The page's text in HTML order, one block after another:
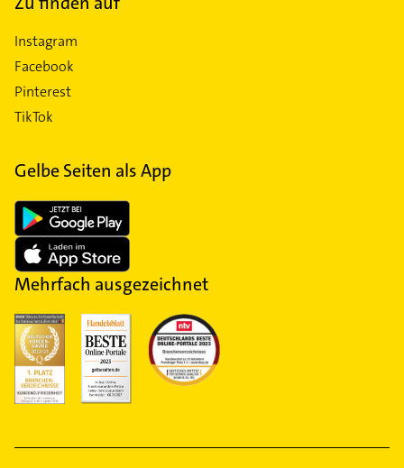
Instagram
Facebook
Pinterest
TikTok
Gelbe Seiten als App
Mehrfach ausgezeichnet